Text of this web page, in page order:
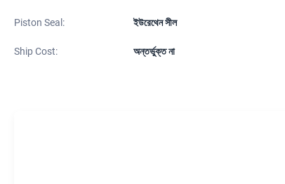
Piston Seal: ইউরেথেন সীল
Ship Cost: অন্তর্ভুক্ত না